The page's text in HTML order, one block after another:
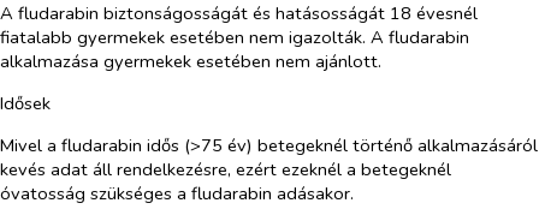
A fludarabin biztonságosságát és hatásosságát 18 évesnél
fiatalabb gyermekek esetében nem igazolták. A fludarabin
alkalmazása gyermekek esetében nem ajánlott.
Idősek
Mivel a fludarabin idős (>75 év) betegeknél történő alkalmazásáról
kevés adat áll rendelkezésre, ezért ezeknél a betegeknél
óvatosság szükséges a fludarabin adásakor.